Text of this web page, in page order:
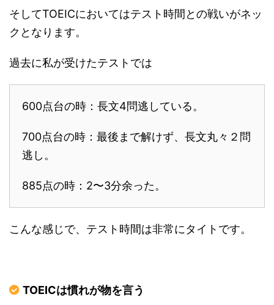
そしてTOEICにおいてはテスト時間との戦いがネッ
クとなります。
過去に私が受けたテストでは
600点台の時：長文4問逃している。
700点台の時：最後まで解けず、長文丸々２問
逃し。
885点の時：2〜3分余った。
こんな感じで、テスト時間は非常にタイトです。
TOEICは慣れが物を言う